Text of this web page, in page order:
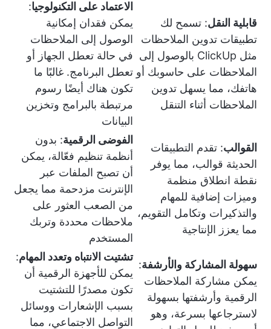
قابلية النقل: تسمح لك
تطبيقات تدوين الملاحظات
مثل ClickUp بالوصول إلى
الملاحظات على حاسوبك أو
هاتفك، مما يسهل تدوين
الملاحظات أثناء التنقل
الاعتماد على التكنولوجيا:
يمكن فقدان إمكانية
الوصول إلى الملاحظات
في حالة تعطل الجهاز أو
تعطل البرنامج. غالبًا ما
تكون هناك أيضًا رسوم
مرتبطة بالبرامج وتخزين
البيانات
القوالب: تقدم التطبيقات
الحديثة قوالب، مما يوفر
نقطة انطلاق منظمة
وميزات إضافية للمهام
والتذكيرات وتكامل التقويم،
مما يعزز الإنتاجية
الفوضى الرقمية: بدون
أنظمة تنظيم فعّالة، يمكن
أن تصبح الملفات عبر
الإنترنت مزدحمة مما يجعل
من الصعب العثور على
ملاحظات محددة وتربك
المستخدم
سهولة المشاركة والأرشفة:
يمكن مشاركة الملاحظات
الرقمية وأرشفتها بسهولة
لاسترجاعها بسرعة، وهو
تشتيت الانتباه وتعدد المهام:
يمكن للأجهزة الرقمية أن
تكون مصدرًا للتشتيت
بسبب الإشعارات ووسائل
التواصل الاجتماعي، مما